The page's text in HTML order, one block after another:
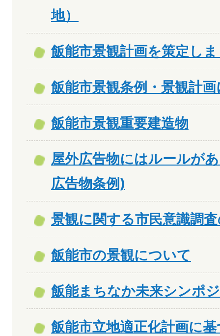
地）
飯能市景観計画を策定し
飯能市景観条例・景観計
飯能市景観重要建造物
屋外広告物にはルールが
広告物条例)
景観に関する市民意識調
飯能市の景観について
飯能まちなか未来シンポ
飯能市立地適正化計画に